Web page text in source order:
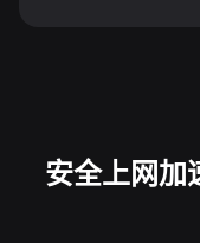
安全上网加